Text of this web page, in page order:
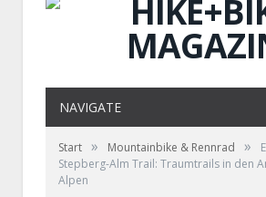
NAVIGATE
Start » Mountainbike & Rennrad »
Stepberg-Alm Trail: Traumtrails in den
Alpen